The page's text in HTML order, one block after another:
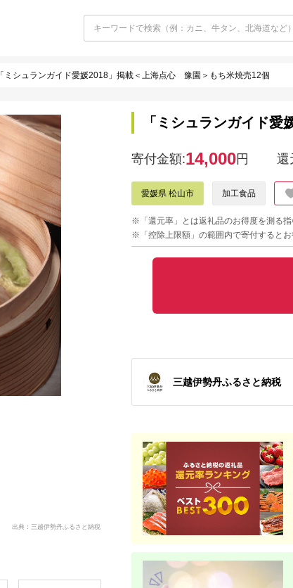
「ミシュランガイド愛媛2018」掲載＜上海点心 豫園＞もち米焼売12個
出典：三越伊勢丹ふるさと納税
「ミシュランガイド
寄付金額:14,000円 還
愛媛県 松山市 加工食品
※「還元率」とは返礼品のお得度を測る指
※「控除上限額」の範囲内で寄付すると
三越伊勢丹ふるさと納税